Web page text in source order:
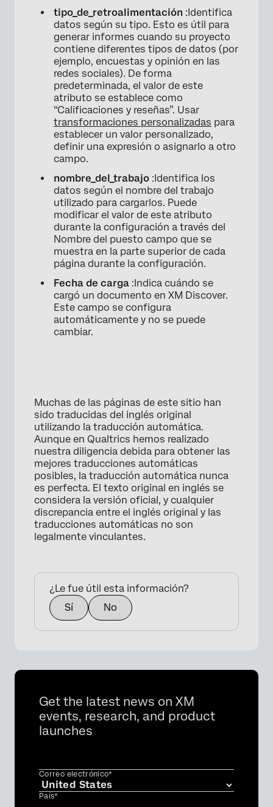
tipo_de_retroalimentación :Identifica
datos según su tipo. Esto es útil para
generar informes cuando su proyecto
contiene diferentes tipos de datos (por
ejemplo, encuestas y opinión en las
redes sociales). De forma
predeterminada, el valor de este
atributo se establece como
“Calificaciones y reseñas”. Usar
transformaciones personalizadas para
establecer un valor personalizado,
definir una expresión o asignarlo a otro
campo.
nombre_del_trabajo :Identifica los
datos según el nombre del trabajo
utilizado para cargarlos. Puede
modificar el valor de este atributo
durante la configuración a través del
Nombre del puesto campo que se
muestra en la parte superior de cada
página durante la configuración.
Fecha de carga :Indica cuándo se
cargó un documento en XM Discover.
Este campo se configura
automáticamente y no se puede
cambiar.
Muchas de las páginas de este sitio han
sido traducidas del inglés original
utilizando la traducción automática.
Aunque en Qualtrics hemos realizado
nuestra diligencia debida para obtener las
mejores traducciones automáticas
posibles, la traducción automática nunca
es perfecta. El texto original en inglés se
considera la versión oficial, y cualquier
discrepancia entre el inglés original y las
traducciones automáticas no son
legalmente vinculantes.
¿Le fue útil esta información?
Sí
No
Get the latest news on XM
events, research, and product
launches
Correo electrónico*
País*